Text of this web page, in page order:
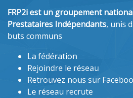
FRP2i est un groupement
Prestataires Indépendants, unis
buts communs
La fédération
Rejoindre le réseau
Retrouvez nous sur
Le réseau recrute